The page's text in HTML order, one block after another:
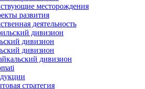
месторождения
развития
деятельность
дивизион
дивизион
дивизион
дивизион
стратегия